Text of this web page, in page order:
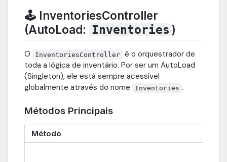
🕹️ InventoriesController
(AutoLoad: Inventories )
O InventoriesController é o orquestrador de
toda a lógica de inventário. Por ser um AutoLoad
(Singleton), ele está sempre acessível
globalmente através do nome
Inventories .
Métodos Principais
Método